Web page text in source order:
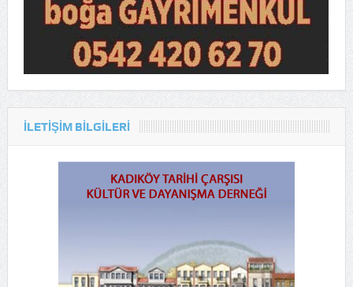
ILETIŞIM BILGILERI